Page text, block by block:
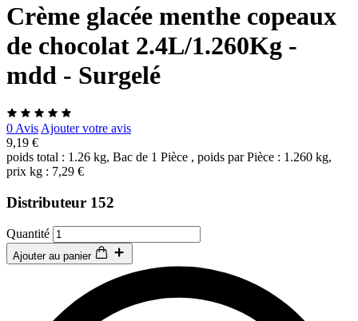
Crème glacée menthe copeaux
de chocolat 2.4L/1.260Kg -
mdd - Surgelé
0 Avis Ajouter votre avis
9,19 €
poids total : 1.26 kg, Bac de 1 Pièce , poids par Pièce : 1.260 kg,
prix kg : 7,29 €
Distributeur 152
Quantité
Ajouter au panier